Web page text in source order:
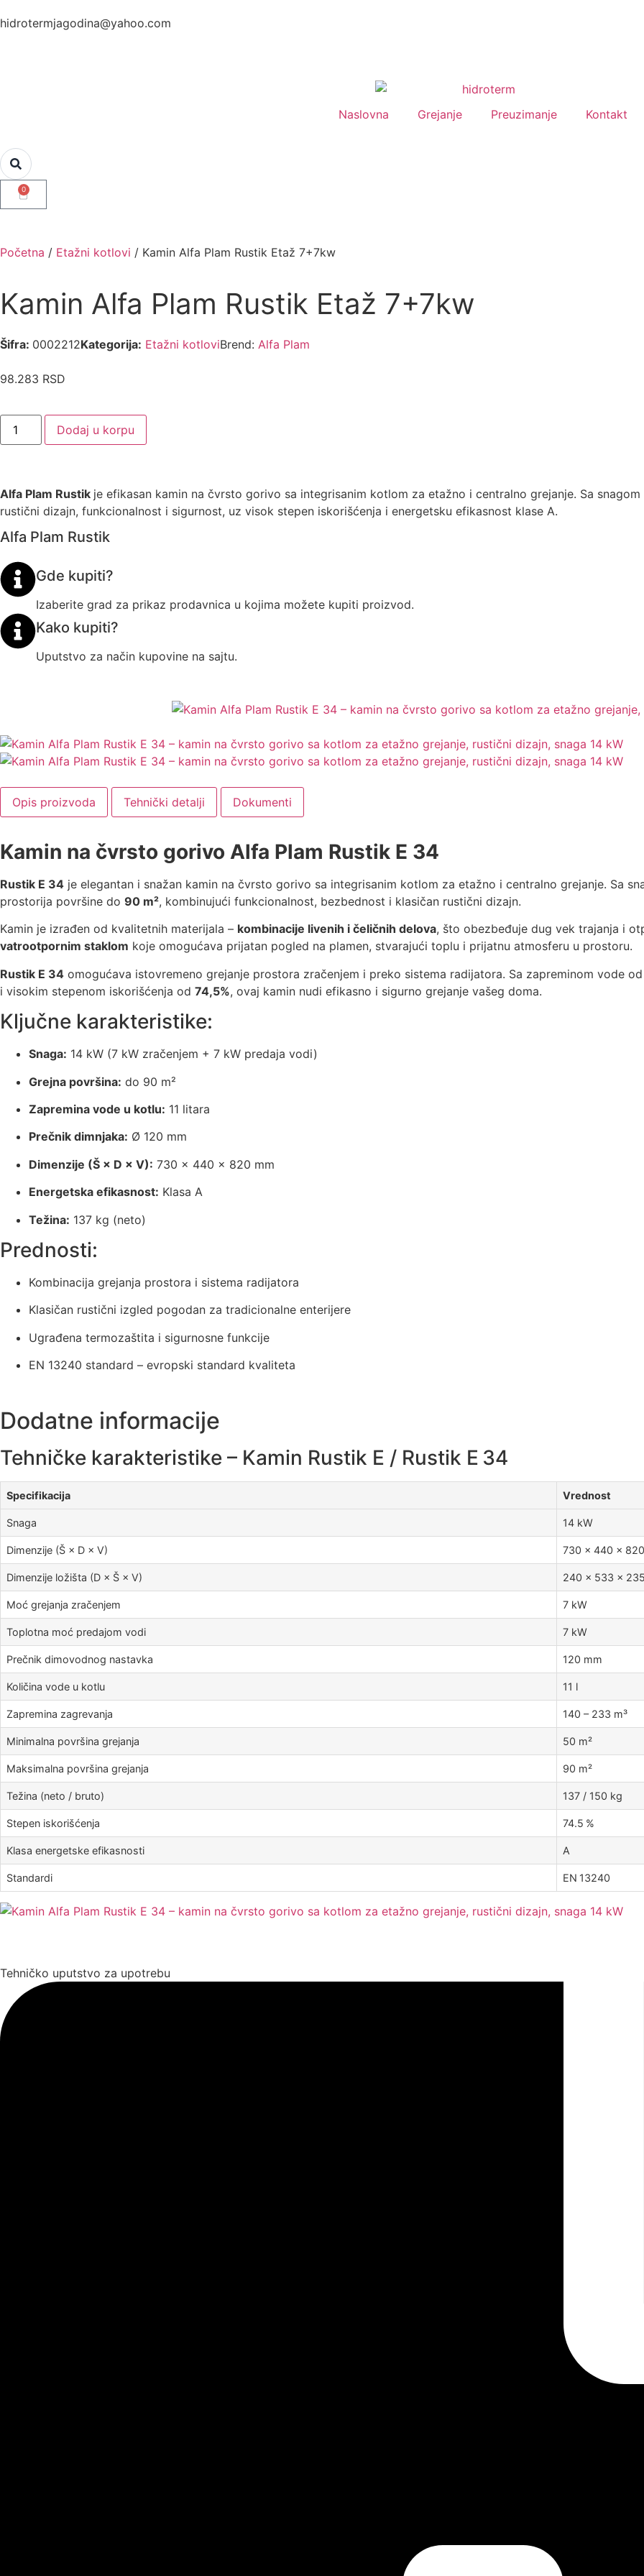
hidrotermjagodina@yahoo.com
Naslovna Grejanje Preuzimanje Kontakt
0
Početna / Etažni kotlovi / Kamin Alfa Plam Rustik Etaž 7+7kw
Kamin Alfa Plam Rustik Etaž 7+7kw
Šifra: 0002212Kategorija: Etažni kotloviBrend: Alfa Plam
98.283 RSD
Dodaj u korpu
Alfa Plam Rustik je efikasan kamin na čvrsto gorivo sa integrisanim kotlom za etažno i centralno grejanje. Sa
rustični dizajn, funkcionalnost i sigurnost, uz visok stepen iskorišćenja i energetsku efikasnost klase A.
Alfa Plam Rustik
Gde kupiti?
Izaberite grad za prikaz prodavnica u kojima možete kupiti proizvod.
Kako kupiti?
Uputstvo za način kupovine na sajtu.
Opis proizvoda Tehnički detalji Dokumenti
Kamin na čvrsto gorivo Alfa Plam Rustik E 34
Rustik E 34 je elegantan i snažan kamin na čvrsto gorivo sa integrisanim kotlom za etažno i centralno grejanje. Sa
prostorija površine do 90 m², kombinujući funkcionalnost, bezbednost i klasičan rustični dizajn.
Kamin je izrađen od kvalitetnih materijala – kombinacije livenih i čeličnih delova, što obezbeđuje dug vek trajanja i
vatrootpornim staklom koje omogućava prijatan pogled na plamen, stvarajući toplu i prijatnu atmosferu u prostoru.
Rustik E 34 omogućava istovremeno grejanje prostora zračenjem i preko sistema radijatora. Sa zapreminom vode od
i visokim stepenom iskorišćenja od 74,5%, ovaj kamin nudi efikasno i sigurno grejanje vašeg doma.
Ključne karakteristike:
Snaga: 14 kW (7 kW zračenjem + 7 kW predaja vodi)
Grejna površina: do 90 m²
Zapremina vode u kotlu: 11 litara
Prečnik dimnjaka: Ø 120 mm
Dimenzije (Š × D × V): 730 × 440 × 820 mm
Energetska efikasnost: Klasa A
Težina: 137 kg (neto)
Prednosti:
Kombinacija grejanja prostora i sistema radijatora
Klasičan rustični izgled pogodan za tradicionalne enterijere
Ugrađena termozaštita i sigurnosne funkcije
EN 13240 standard – evropski standard kvaliteta
Dodatne informacije
Tehničke karakteristike – Kamin Rustik E / Rustik E 34
Specifikacija Vrednost
Snaga 14 kW
Dimenzije (Š × D × V) 730 × 440 ×
Dimenzije ložišta (D × Š × V) 240 × 533 ×
Moć grejanja zračenjem 7 kW
Toplotna moć predajom vodi 7 kW
Prečnik dimovodnog nastavka 120 mm
Količina vode u kotlu 11 l
Zapremina zagrevanja 140 – 233 m³
Minimalna površina grejanja 50 m²
Maksimalna površina grejanja 90 m²
Težina (neto / bruto) 137 / 150 kg
Stepen iskorišćenja 74.5 %
Klasa energetske efikasnosti A
Standardi EN 13240
Tehničko uputstvo za upotrebu